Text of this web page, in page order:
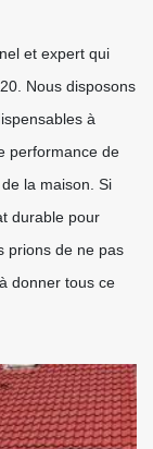
et expert qui
Nous disposons
à
performance de
la maison. Si
durable pour
prions de ne pas
donner tous ce